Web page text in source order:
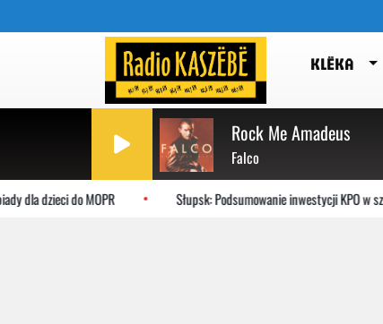
KLËKA
Rock Me Amadeus
Falco
dzieci do MOPR Słupsk: Podsumowanie inwestycji KPO w szpitalu